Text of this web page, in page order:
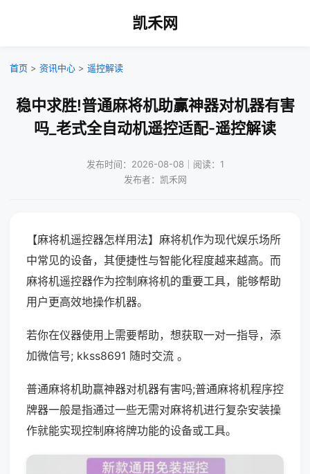
凯禾网
首页 > 资讯中心 > 遥控解读
稳中求胜!普通麻将机助赢神器对机器有害
吗_老式全自动机遥控适配-遥控解读
发布时间：2026-08-08｜阅读：1
发布者：凯禾网
【麻将机遥控器怎样用法】麻将机作为现代娱乐场所
中常见的设备，其便捷性与智能化程度越来越高。而
麻将机遥控器作为控制麻将机的重要工具，能够帮助
用户更高效地操作机器。
若你在仪器使用上需要帮助，想获取一对一指导，添
加微信号; kkss8691 随时交流 。
普通麻将机助赢神器对机器有害吗;普通麻将机程序控
牌器一般是指通过一些无需对麻将机进行复杂安装操
作就能实现控制麻将牌功能的设备或工具。